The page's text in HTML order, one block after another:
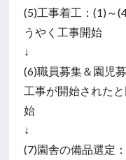
(5)工事着工：(1)～
うやく工事開始
↓
(6)職員募集＆園児
工事が開始された
始
↓
(7)園舎の備品選定